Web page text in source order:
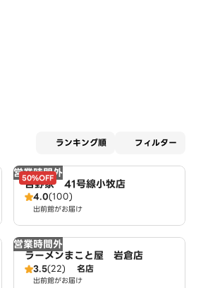
ランキング順 フィルター
営業時間外
50%OFF
吉野家 41号線小牧店
4.0(100)
出前館がお届け
営業時間外
ラーメンまこと屋 岩倉店
3.5(22) 名店
出前館がお届け